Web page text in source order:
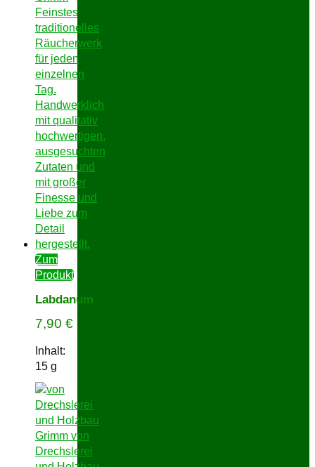
Zum
Produkt
Labdanum
7,90€
Inhalt:
15g